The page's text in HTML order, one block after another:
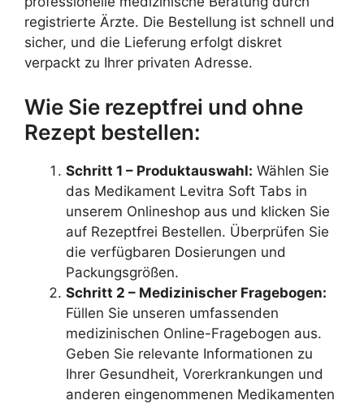
registrierte Ärzte. Die Bestellung ist schnell und
sicher, und die Lieferung erfolgt diskret
verpackt zu Ihrer privaten Adresse.
Wie Sie rezeptfrei und ohne
Rezept bestellen:
Schritt 1 – Produktauswahl: Wählen Sie
das Medikament Levitra Soft Tabs in
unserem Onlineshop aus und klicken Sie
auf Rezeptfrei Bestellen. Überprüfen Sie
die verfügbaren Dosierungen und
Packungsgrößen.
Schritt 2 – Medizinischer Fragebogen:
Füllen Sie unseren umfassenden
medizinischen Online-Fragebogen aus.
Geben Sie relevante Informationen zu
Ihrer Gesundheit, Vorerkrankungen und
anderen eingenommenen Medikamenten